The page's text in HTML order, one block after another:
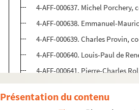
4-AFF-000637. Michel
4-AFF-000638. Emmanuel-
4-AFF-000639. Charles Provin,
4-AFF-000640. Louis-Paul de
4-AFF-000641. Pierre-Charles
4-AFF-000644. Hugues-Charles
Présentation du contenu